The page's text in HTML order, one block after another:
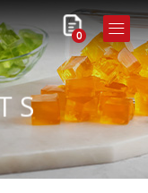
0